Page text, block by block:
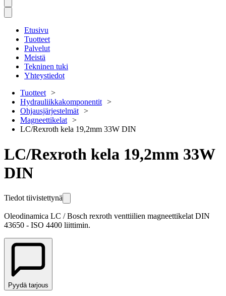
Etusivu
Tuotteet
Palvelut
Meistä
Tekninen tuki
Yhteystiedot
Tuotteet
Hydrauliikkakomponentit
Ohjausjärjestelmät
Magneettikelat
LC/Rexroth kela 19,2mm 33W DIN
LC/Rexroth kela 19,2mm 33W
DIN
Tiedot tiivistettynä
Oleodinamica LC / Bosch rexroth venttiilien magneettikelat DIN
43650 - ISO 4400 liittimin.
Pyydä tarjous